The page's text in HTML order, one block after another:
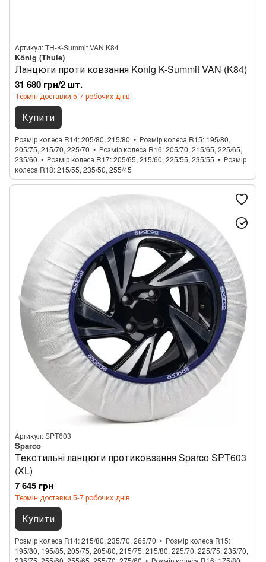
Артикул: TH-K-Summit VAN K84
König (Thule)
Ланцюги проти ковзання Konig K-Summit VAN (K84)
31 680 грн/2 шт.
Термін доставки 5-7 робочих днів
Купити
Розмір колеса R14 205/80, 215/80 Розмір колеса R15 195/80,
205/75, 215/70, 225/70
Розмір колеса R16 205/70, 215/65, 225/65,
235/60
Розмір колеса R17 205/65, 215/60, 225/55, 235/55
Розмір
колеса R18 215/55, 235/50, 255/45
Артикул: SPT603
Sparco
Текстильні ланцюги протиковзання Sparco SPT603
(XL)
7 645 грн
Термін доставки 5-7 робочих днів
Купити
Розмір колеса R14 215/80, 235/70, 265/70
Розмір колеса R15
195/80, 195/85, 205/75, 205/80, 215/75, 215/80, 225/70, 225/75, 235/70,